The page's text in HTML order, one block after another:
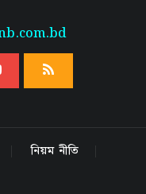
নিয়ম নীতি